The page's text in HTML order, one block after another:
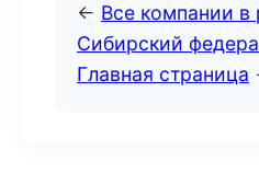
← Все компании в
Сибирский
Главная страница